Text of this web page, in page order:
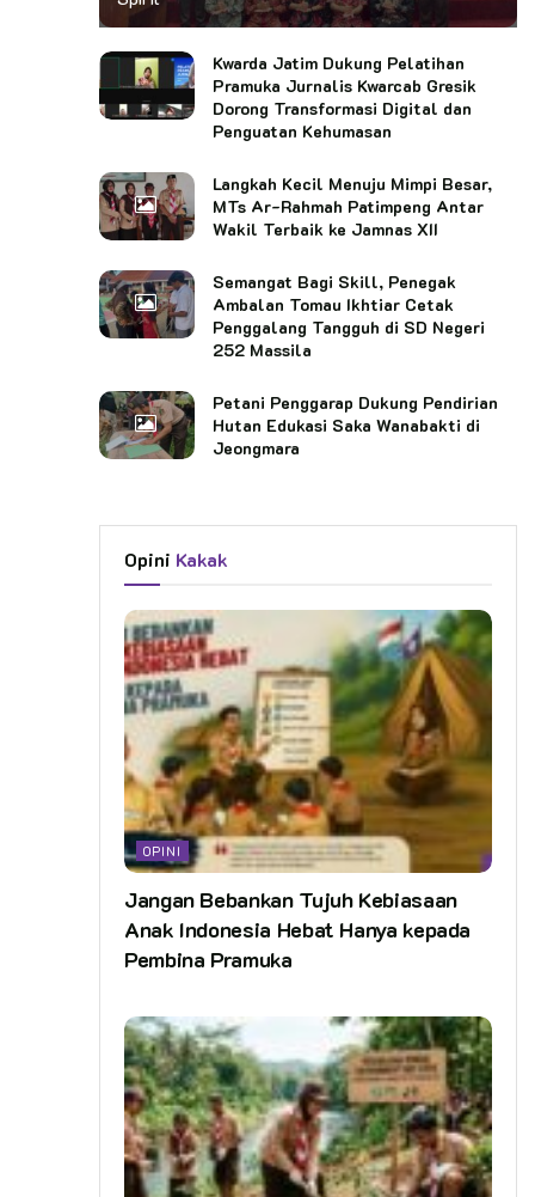
Kwarda Jatim Dukung Pelatihan
Pramuka Jurnalis Kwarcab Gresik
Dorong Transformasi Digital dan
Penguatan Kehumasan
Langkah Kecil Menuju Mimpi Besar,
MTs Ar-Rahmah Patimpeng Antar
Wakil Terbaik ke Jamnas XII
Semangat Bagi Skill, Penegak
Ambalan Tomau Ikhtiar Cetak
Penggalang Tangguh di SD Negeri
252 Massila
Petani Penggarap Dukung Pendirian
Hutan Edukasi Saka Wanabakti di
Jeongmara
Opini Kakak
OPINI
Jangan Bebankan Tujuh Kebiasaan
Anak Indonesia Hebat Hanya kepada
Pembina Pramuka